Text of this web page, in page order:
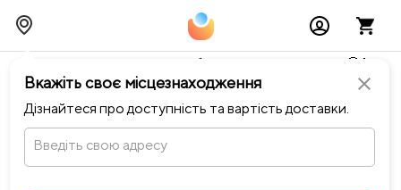
close
Вкажіть своє місцезнаходження
Дізнайтеся про доступність та вартість доставки.
Введіть свою адресу
Тимчасово можливі перебої із онлайн оплатами🥺🔧
chevron_leftПовернутися до TAMAGO SUSHI